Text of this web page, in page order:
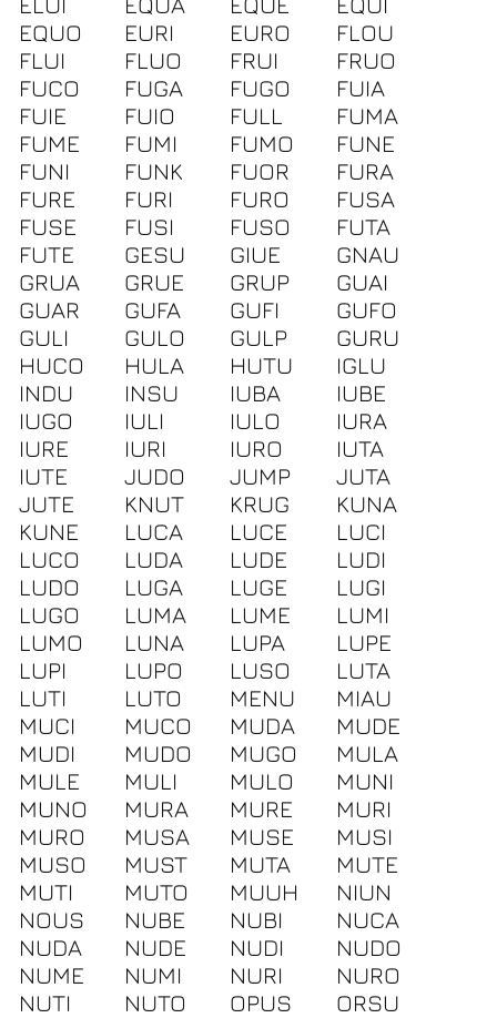
EQUO
EURI EURO
FLOU
FLUI
FLUO FRUI
FRUO
FUCO
FUGA FUGO
FUIA
FUIE
FUIO FULL
FUMA
FUME
FUMI FUMO
FUNE
FUNI
FUNK FUOR
FURA
FURE
FURI FURO
FUSA
FUSE
FUSI FUSO
FUTA
FUTE
GESU GIUE
GNAU
GRUA
GRUE GRUP
GUAI
GUAR
GUFA GUFI
GUFO
GULI
GULO GULP
GURU
HUCO
HULA HUTU
IGLU
INDU
INSU IUBA
IUBE
IUGO
IULI IULO
IURA
IURE
IURI IURO
IUTA
IUTE
JUDO JUMP
JUTA
JUTE
KNUT KRUG
KUNA
KUNE
LUCA LUCE
LUCI
LUCO
LUDA LUDE
LUDI
LUDO
LUGA LUGE
LUGI
LUGO
LUMA LUME
LUMI
LUMO
LUNA LUPA
LUPE
LUPI
LUPO LUSO
LUTA
LUTI
LUTO MENU
MIAU
MUCI
MUCO MUDA
MUDE
MUDI
MUDO MUGO
MULA
MULE
MULI MULO
MUNI
MUNO
MURA MURE
MURI
MURO
MUSA MUSE
MUSI
MUSO
MUST MUTA
MUTE
MUTI
MUTO MUUH
NIUN
NOUS
NUBE NUBI
NUCA
NUDA
NUDE NUDI
NUDO
NUME
NUMI NURI
NURO
NUTI
NUTO OPUS
ORSU